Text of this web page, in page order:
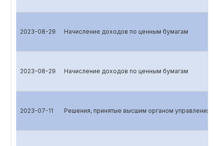
2023-08-29 Начисление доходов по ценным бумагам
2023-08-29 Начисление доходов по ценным бумагам
2023-07-11 Решения, принятые высшим органом управления